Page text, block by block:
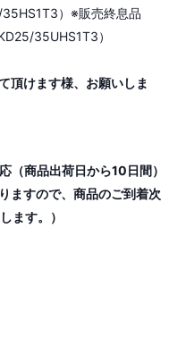
）※販売終息品
35UHS1T3）
頂けます様、お願いしま
（商品出荷日から10日間）
ますので、商品のご到着次
ます。）